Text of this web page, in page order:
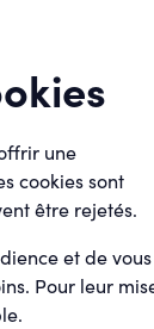
compte.
comportant
une
cookies sont
être rejetés.
et de vous
Pour leur